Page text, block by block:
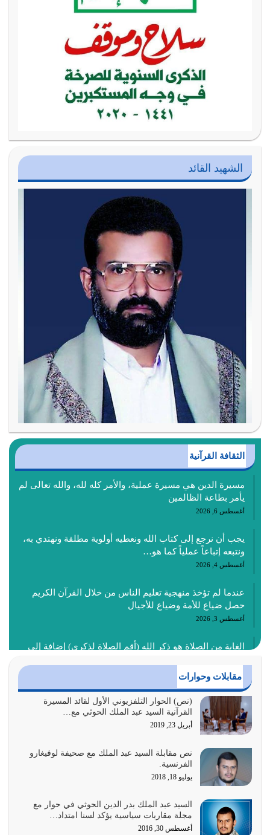
الشهيد القائد
الثقافة القرآنية
مسيرة الدين هي مسيرة عملية، والأمر كله لله، والله تعالى لم
يأمر بطاعة الظالمين
أغسطس 6, 2026
يجب أن نرجع إلى كتاب الله ونعطيه أولوية مطلقة ونهتدي به،
ونتبعه إتباعاً عملياً كما هو…
أغسطس 4, 2026
عندما لم تؤخذ منهجية تعليم الناس من خلال القرآن الكريم
حصل ضياع للأمة وضياع للأجيال
أغسطس 3, 2026
الغاية من الصلاة هو ذكر الله (أقم الصلاة لذكري) إضافة إلى
أغسطس 2, 2026
السبب الرئيسي لشقاء الأمة الابتعاد عن كتاب الله والتعدي
لحدود الله بالإضافات للدين
أغسطس 1, 2026
أبرز أسباب الشقاء هو الإعراض عن ذكر الله وعن هدى الله
المتمثل في القرآن الكريم
يوليو 31, 2026
أولياء الشيطان كلما كانوا أكثر ولاءً وطاعة للشيطان كلما كانوا
أكثر ضعفاً
مقابلات وحوارات
(نص) الحوار التلفزيوني الأول لقائد المسيرة
القرآنية السيد عبد الملك الحوثي مع…
أبريل 23, 2019
نص مقابلة السيد عبد الملك مع صحيفة لوفيغارو
الفرنسية.
يوليو 18, 2018
السيد عبد الملك بدر الدين الحوثي في حوار مع
مجلة مقاربات سياسية يؤكد لسنا امتداد…
أغسطس 30, 2016